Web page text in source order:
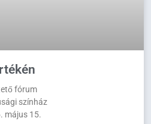
fórum
színház
május 15.